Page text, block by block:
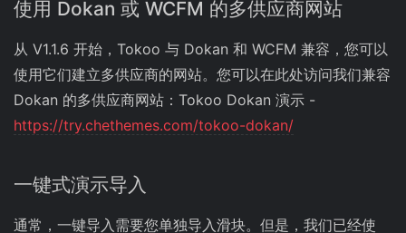
使用 Dokan 或 WCFM 的多供应商网站
从 V1.1.6 开始，Tokoo 与 Dokan 和 WCFM 兼容，您可以
使用它们建立多供应商的网站。您可以在此处访问我们兼容
Dokan 的多供应商网站：Tokoo Dokan 演示 -
https://try.chethemes.com/tokoo-dokan/
一键式演示导入
通常，一键导入需要您单独导入滑块。但是，我们已经使